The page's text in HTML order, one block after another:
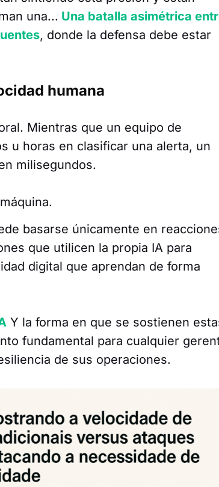
una... Una batalla asimétrica
, donde la defensa debe estar
humana
Mientras que un equipo de
u horas en clasificar una alerta, un
milisegundos.
basarse únicamente en
que utilicen la propia IA para
digital que aprendan de forma
Y la forma en que se sostienen
fundamental para cualquier
de sus operaciones.